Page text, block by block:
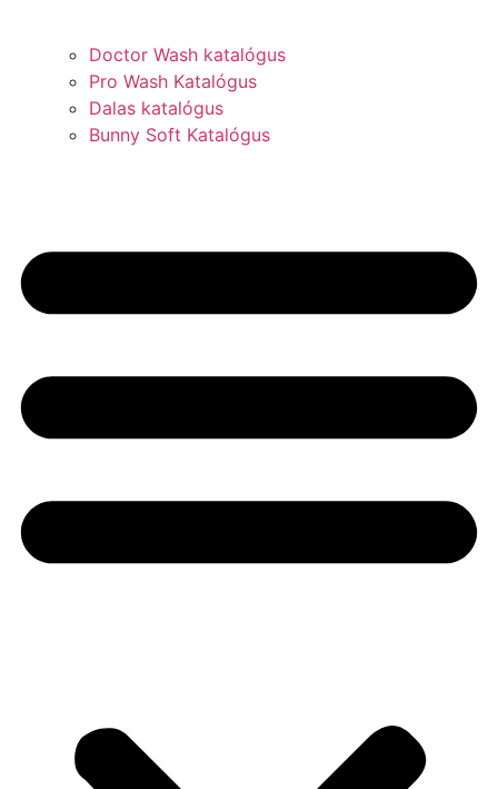
Doctor Wash katalógus
Pro Wash Katalógus
Dalas katalógus
Bunny Soft Katalógus